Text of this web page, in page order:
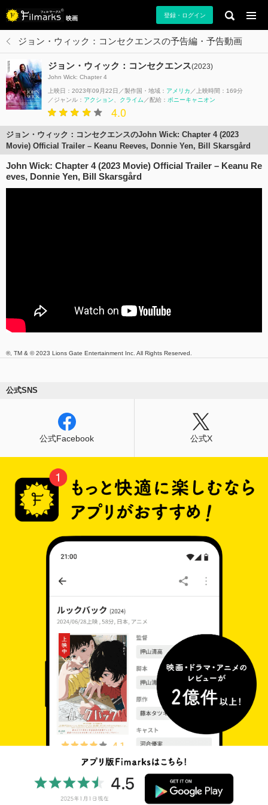
映画 登録・ログイン
ジョン・ウィック：コンセクエンスの予告編・予告動画
ジョン・ウィック：コンセクエンス(2023)
John Wick: Chapter 4
上映日：2023年09月22日 製作国・地域： アメリカ
上映時間：169分
ジャンル： アクション クライム 配給： ポニーキャニオン
4.0
ジョン・ウィック：コンセクエンスのJohn Wick: Chapter 4 (2023
Movie) Official Trailer – Keanu Reeves, Donnie Yen, Bill Skarsgård
John Wick: Chapter 4 (2023 Movie) Official Trailer – Keanu Re
eves, Donnie Yen, Bill Skarsgård
®, TM & © 2023 Lions Gate Entertainment Inc. All Rights Reserved.
公式SNS
公式Facebook 公式X